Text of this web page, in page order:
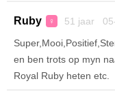
Ruby ♀ 51 jaar
en ben trots op myn
Royal Ruby heten etc.